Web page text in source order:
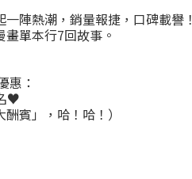
陣熱潮，銷量報捷，口碑載譽！
單本行7回故事。
惠：
♥
賓」，哈！ 哈！ ）